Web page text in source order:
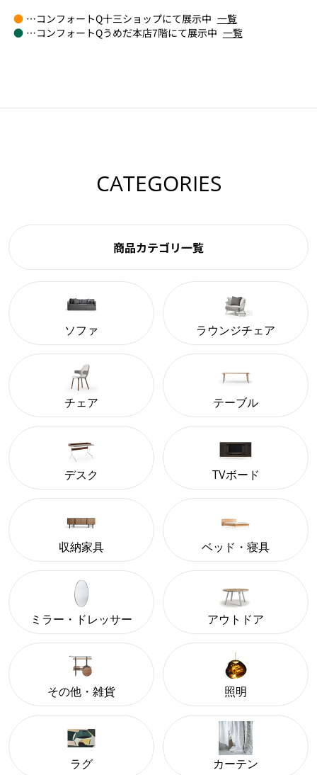
●…コンフォートQ十三ショップにて展示中 一覧
●…コンフォートQうめだ本店7階にて展示中 一覧
CATEGORIES
商品カテゴリ一覧
ソファ ラウンジチェア
チェア テーブル
デスク TVボード
収納家具 ベッド・寝具
ミラー・ドレッサー アウトドア
その他・雑貨 照明
ラグ カーテン